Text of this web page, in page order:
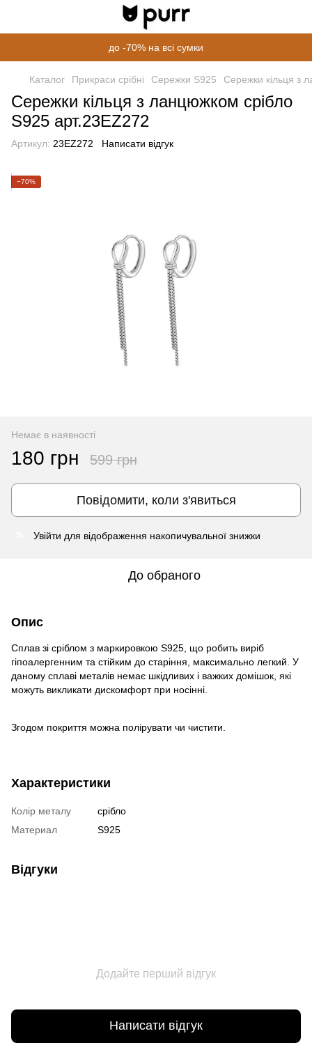
до -70% на всі сумки
Каталог Прикраси срібні Сережки S925 Сережки кільця з
Сережки кільця з ланцюжком срібло
S925 арт.23EZ272
Артикул: 23EZ272 Написати відгук
−70%
Немає в наявності
180 грн 599 грн
Повідомити, коли з'явиться
Увійти для відображення накопичувальної знижки
До обраного
Опис
Сплав зі сріблом з маркировкою S925, що робить виріб
гіпоалергенним та стійким до старіння, максимально легкий. У
даному сплаві металів немає шкідливих і важких домішок, які
можуть викликати дискомфорт при носінні.
Згодом покриття можна полірувати чи чистити.
Характеристики
Колір металу
срібло
Материал
S925
Відгуки
Додайте перший відгук
Написати відгук